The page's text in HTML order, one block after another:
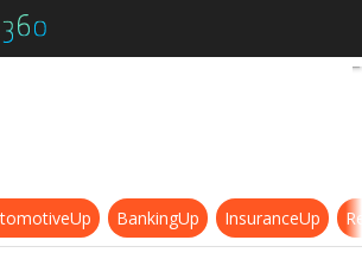
Fintech, l’invoice trading in Italia
BankingUp InsuranceUp